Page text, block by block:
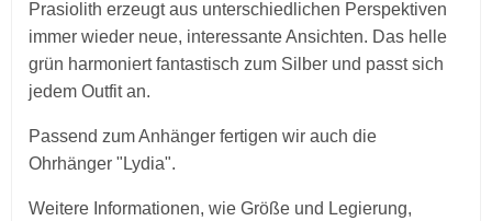
Prasiolith erzeugt aus unterschiedlichen Perspektiven
immer wieder neue, interessante Ansichten. Das helle
grün harmoniert fantastisch zum Silber und passt sich
jedem Outfit an.
Passend zum Anhänger fertigen wir auch die
Ohrhänger "Lydia".
Weitere Informationen, wie Größe und Legierung,